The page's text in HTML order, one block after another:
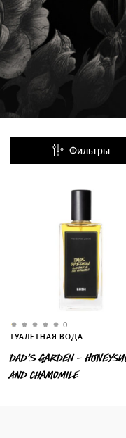
Фильтры
0
ТУАЛЕТНАЯ ВОДА
DAD'S GARDEN -
AND CHAMOMILE